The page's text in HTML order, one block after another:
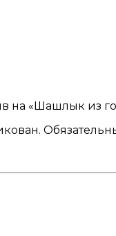
на «Шашлык из